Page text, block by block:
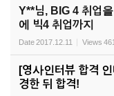
Y**님, BIG 4 취업
에 빅4 취업까지
Date2017.12.11 Views
[영사인터뷰 합격
경한 뒤 합격!